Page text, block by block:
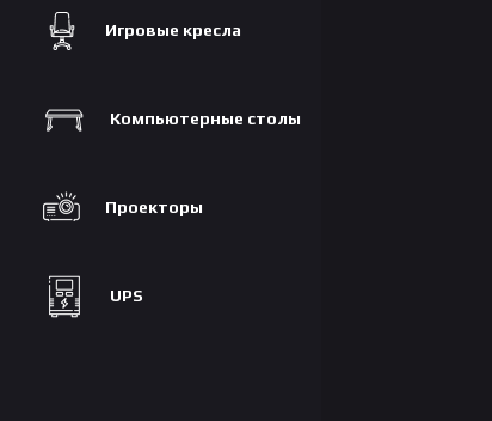
Игровые кресла
Компьютерные столы
Проекторы
UPS